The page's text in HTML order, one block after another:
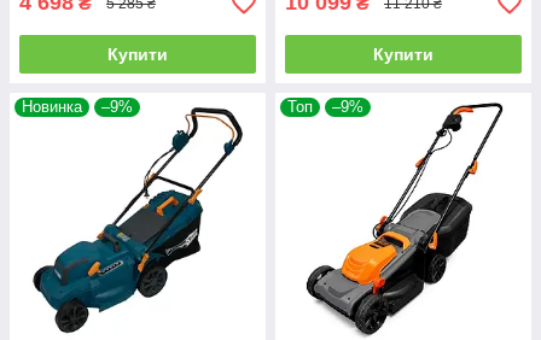
5 285 ₴
Купити
11 210 ₴
Купити
Новинка –9% Топ –9%